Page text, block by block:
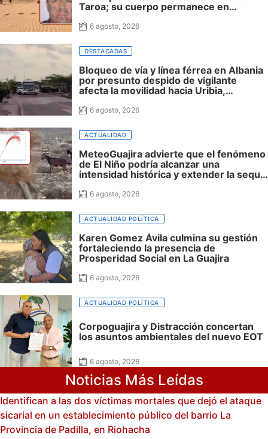
Taroa; su cuerpo permanece en
6 agosto, 2026
DESTACADAS
Bloqueo de vía y línea férrea en Albania
por presunto despido de vigilante
afecta la movilidad hacia Uribia,
6 agosto, 2026
ACTUALIDAD
MeteoGuajira advierte que el fenómeno
de El Niño podría alcanzar una
intensidad histórica y extender la sequía
6 agosto, 2026
ACTUALIDAD POLÍTICA
Karen Gomez Ávila culmina su gestión
fortaleciendo la presencia de
Prosperidad Social en La Guajira
6 agosto, 2026
ACTUALIDAD POLÍTICA
Corpoguajira y Distracción concertan
los asuntos ambientales del nuevo EOT
6 agosto, 2026
Noticias Más Leídas
Identifican a las dos víctimas mortales que dejó el ataque
sicarial en un establecimiento público del barrio La
Provincia de Padilla, en Riohacha